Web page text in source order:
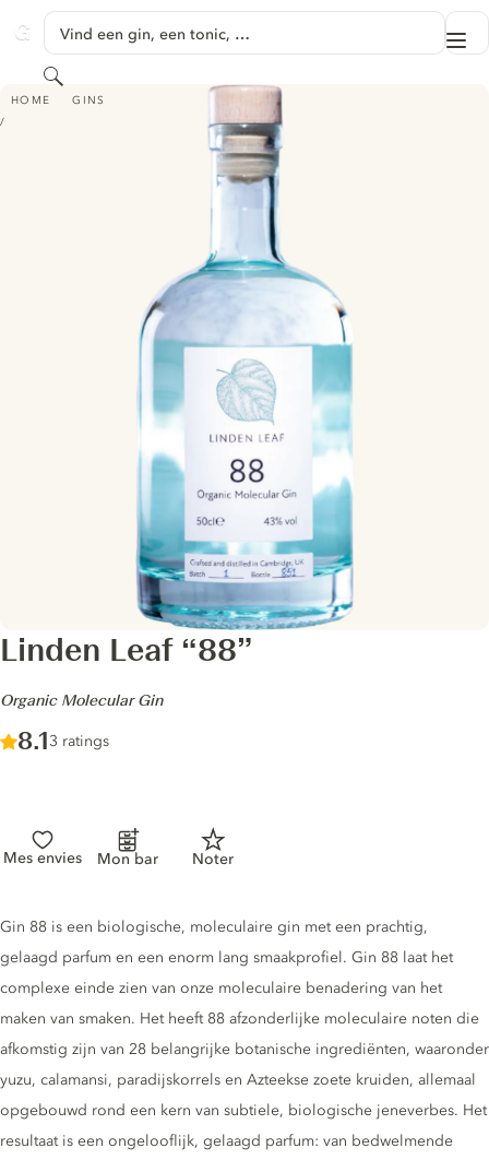
GINVENTORY
Vind een gin, een tonic, …
Zoeken
HOME GINS
LINDEN LEAF “88” - ORGANIC MOLECULAR GIN
Linden Leaf “88”
-
Organic Molecular Gin
Score :
8.1/ 10
3 ratings
Mes envies Mon bar Noter
Gin description
Gin 88 is een biologische, moleculaire gin met een prachtig,
gelaagd parfum en een enorm lang smaakprofiel. Gin 88 laat het
complexe einde zien van onze moleculaire benadering van het
maken van smaken. Het heeft 88 afzonderlijke moleculaire noten die
afkomstig zijn van 28 belangrijke botanische ingrediënten, waaronder
yuzu, calamansi, paradijskorrels en Azteekse zoete kruiden, allemaal
opgebouwd rond een kern van subtiele, biologische jeneverbes. Het
resultaat is een ongelooflijk, gelaagd parfum: van bedwelmende